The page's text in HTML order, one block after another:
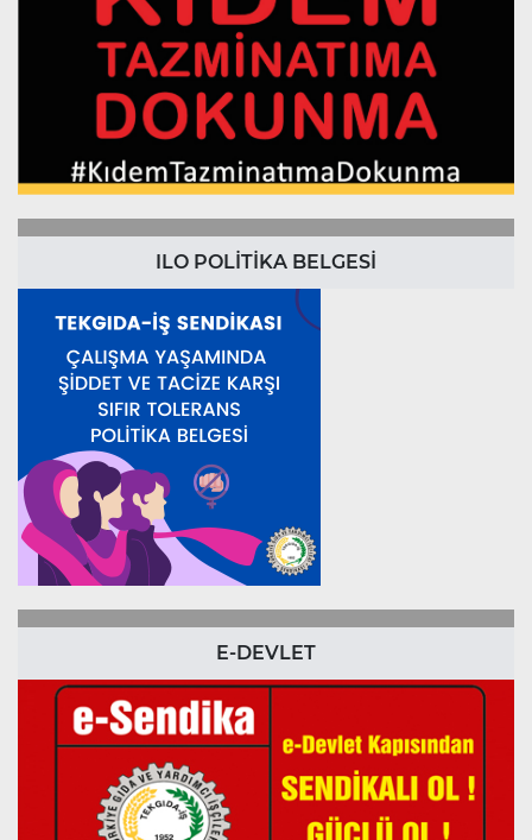
ILO POLİTİKA BELGESİ
E-DEVLET